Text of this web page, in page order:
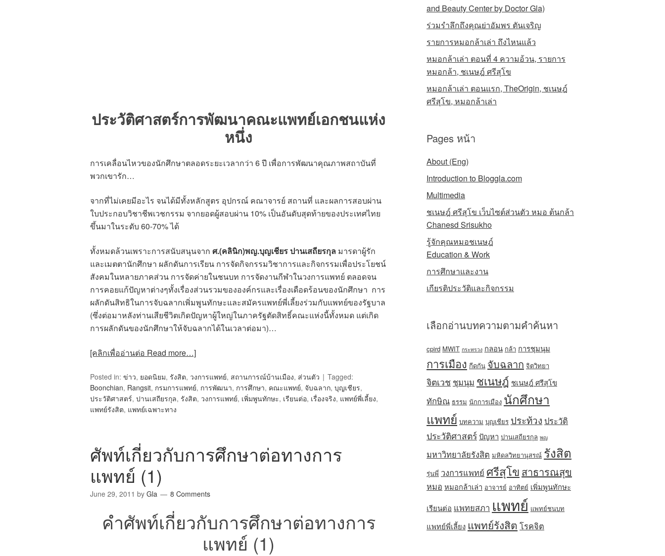
ประวัติศาสตร์การพัฒนาคณะแพทย์เอกชนแห่ง
หนึ่ง
การเคลื่อนไหวของนักศึกษาตลอดระยะเวลากว่า 6 ปี เพื่อการพัฒนาคุณภาพสถาบันที่
พวกเขารัก…
จากที่ไม่เคยมีอะไร จนได้มีทั้งหลักสูตร อุปกรณ์ คณาจารย์ สถานที่ และผลการสอบผ่าน
ใบประกอบวิชาชีพเวชกรรม จากยอดผู้สอบผ่าน 10% เป็นอันดับสุดท้ายของประเทศไทย
ขึ้นมาในระดับ 60-70% ได้
ทั้งหมดล้วนเพราะการสนับสนุนจาก ศ.(คลินิก)พญ.บุญเชียร ปานเสถียรกุล มารดาผู้รัก
และเมตตานักศึกษา ผลักดันการเรียน การจัดกิจกรรมวิชาการและกิจกรรมเพื่อประโยชน์
สังคมในหลายภาคส่วน การจัดค่ายในชนบท การจัดงานกีฬาในวงการแพทย์ ตลอดจน
การคอยแก้ปัญหาต่างๆทั้งเรื่องส่วนรวมขององค์กรและเรื่องเดือดร้อนของนักศึกษา การ
ผลักดันสิทธิในการจับฉลากเพิ่มพูนทักษะและสมัครแพทย์พี่เลี้ยงร่วมกับแพทย์ของรัฐบาล
(ซึ่งต่อมาหลังท่านเสียชีวิตเกิดปัญหาผู้ใหญ่ในภาครัฐตัดสิทธิ์คณะแห่งนี้ทั้งหมด แต่เกิด
การผลักดันของนักศึกษาให้จับฉลากได้ในเวลาต่อมา)…
[คลิกเพื่ออ่านต่อ Read more…]
Posted in: ข่าว, ยอดนิยม, รังสิต, วงการแพทย์, สถานการณ์บ้านเมือง, ส่วนตัว
Tagged:
Boonchian, Rangsit, กรมการแพทย์, การพัฒนา, การศึกษา, คณะแพทย์, จับฉลาก, บุญเชียร,
ประวัติศาสตร์, ปานเสถียรกุล, รังสิต, วงการแพทย์, เพิ่มพูนทักษะ, เรียนต่อ, เรื่องจริง, แพทย์พี่เลี้ยง,
แพทย์รังสิต, แพทย์เฉพาะทาง
ศัพท์เกี่ยวกับการศึกษาต่อทางการ
แพทย์ (1)
June 29, 2011 by Gla 8 Comments
คำศัพท์เกี่ยวกับการศึกษาต่อทางการ
แพทย์ (1)
and Beauty Center by Doctor Gla)
ร่วมรำลึกถึงคุณย่าอัมพร ตันเจริญ
รายการหมอกล้าเล่า ถึงไหนแล้ว
หมอกล้าเล่า ตอนที่ 4 ความอ้วน, รายการ
หมอกล้า, ชเนษฎ์ ศรีสุโข
หมอกล้าเล่า ตอนแรก, TheOrigin, ชเนษฎ์
ศรีสุโข, หมอกล้าเล่า
Pages หน้า
About (Eng)
Introduction to Bloggla.com
Multimedia
ชเนษฎ์ ศรีสุโข เว็บไซต์ส่วนตัว หมอ ต้นกล้า
Chanesd Srisukho
รู้จักคุณหมอชเนษฎ์
Education & Work
การศึกษาและงาน
เกียรติประวัติและกิจกรรม
เลือกอ่านบทความตามคำค้นหา
cpird MWIT กระทรวง กลอน กล้า การชุมนุม
การเมือง กีดกัน จับฉลาก จิตวิทยา
จิตเวช ชุมนุม ชเนษฎ์ ชเนษฎ์ ศรีสุโข
ทักษิณ ธรรม นักการเมือง นักศึกษา
แพทย์ บทความ บุญเชียร ประท้วง ประวัติ
ประวัติศาสตร์ปัญหา ปานเสถียรกุล พญ
มหาวิทยาลัยรังสิต มหิดลวิทยานุสรณ์ รังสิต
รุ่นพี่ วงการแพทย์ ศรีสุโข สาธารณสุข
หมอ หมอกล้าเล่า อาจารย์ อาทิตย์ เพิ่มพูนทักษะ
เรียนต่อ แพทยสภา แพทย์ แพทย์ชนบท
แพทย์พี่เลี้ยง แพทย์รังสิต โรคจิต